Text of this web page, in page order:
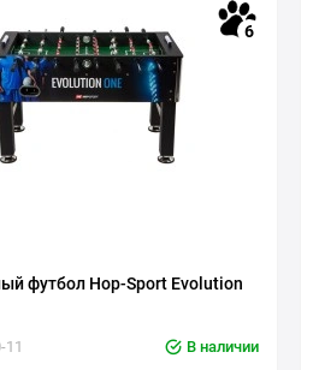
6
футбол Hop-Sport Evolution
11 В наличии